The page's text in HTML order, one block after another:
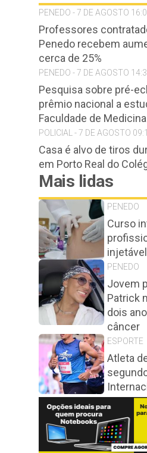
PENEDO - 7 DE AGOSTO
Professores
Penedo recebem
cerca de 25%
PENEDO - 7 DE AGOSTO
Pesquisa sobre pré-
prêmio nacional a
Faculdade de
POLICIAL - 7 DE AGOSTO
Casa é alvo de tiros
em Porto Real do
Mais lidas
PENEDO
Curso
PENEDO
Jovem
Patrick
dois
câncer
ESPORTE
Atleta